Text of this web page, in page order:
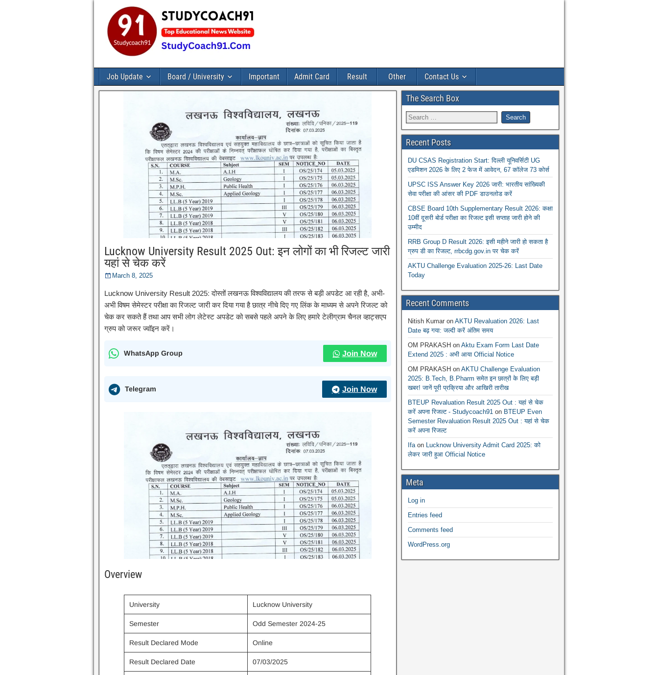
Job Update Board / University Important Admit Card Result Other Contact Us
Lucknow University Result 2025 Out: इन लोगों का भी रिजल्ट जारी
यहां से चेक करें
March 8, 2025
Lucknow University Result 2025: दोस्तों लखनऊ विश्वविद्यालय की तरफ से बड़ी अपडेट आ रही है, अभी-
अभी विषम सेमेस्टर परीक्षा का रिजल्ट जारी कर दिया गया है छात्र नीचे दिए गए लिंक के माध्यम से अपने रिजल्ट को
चेक कर सकते हैं तथा आप सभी लोग लेटेस्ट अपडेट को सबसे पहले अपने के लिए हमारे टेलीग्राम चैनल व्हाट्सएप
ग्रुप को जरूर ज्वॉइन करें।
WhatsApp Group Join Now
Telegram Join Now
Overview
University Lucknow University
Semester Odd Semester 2024-25
Result Declared Mode Online
Result Declared Date 07/03/2025
The Search Box
Recent Posts
DU CSAS Registration Start: दिल्ली यूनिवर्सिटी UG
एडमिशन 2026 के लिए 2 फेज में आवेदन, 67 कॉलेज 73 कोर्स
UPSC ISS Answer Key 2026 जारी: भारतीय सांख्यिकी
सेवा परीक्षा की आंसर की PDF डाउनलोड करें
CBSE Board 10th Supplementary Result 2026: कक्षा
10वीं दूसरी बोर्ड परीक्षा का रिजल्ट इसी सप्ताह जारी होने की
उम्मीद
RRB Group D Result 2026: इसी महीने जारी हो सकता है
ग्रुप डी का रिजल्ट, rrbcdg.gov.in पर चेक करें
AKTU Challenge Evaluation 2025-26: Last Date
Today
Recent Comments
Nitish Kumaron AKTU Revaluation 2026: Last
Date बढ़ गया: जल्दी करें अंतिम समय
OM PRAKASH on Aktu Exam Form Last Date
Extend 2025 : अभी आया Official Notice
OM PRAKASH on AKTU Challenge Evaluation
2025: B.Tech, B.Pharm समेत इन छात्रों के लिए बड़ी
खबर! जानें पूरी प्रक्रिया और आखिरी तारीख
BTEUP Revaluation Result 2025 Out : यहां से चेक
करें अपना रिजल्ट - Studycoach91on BTEUP Even
Semester Revaluation Result 2025 Out : यहां से चेक
करें अपना रिजल्ट
Ifaon Lucknow University Admit Card 2025: को
लेकर जारी हुआ Official Notice
Meta
Log in
Entries feed
Comments feed
WordPress.org